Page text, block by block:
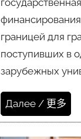
границей для
поступивших в
зарубежных
Далее / 更多